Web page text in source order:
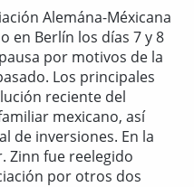
Alemána-Méxicana
en Berlín los días 7 y 8
por motivos de la
Los principales
reciente del
mexicano, así
de inversiones. En la
Zinn fue reelegido
por otros dos